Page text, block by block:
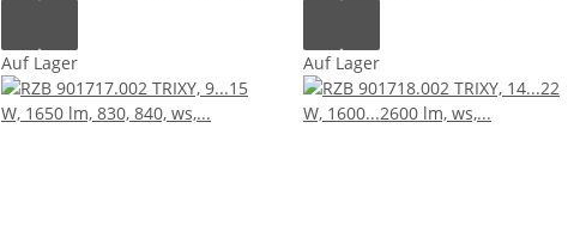
Auf Lager Auf Lager